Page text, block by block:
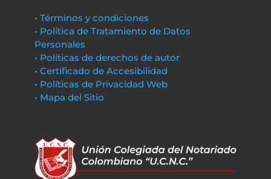
• Términos y condiciones
• Política de Tratamiento de Datos
Personales
• Políticas de derechos de autor
• Certificado de Accesibilidad
• Políticas de Privacidad Web
• Mapa del Sitio